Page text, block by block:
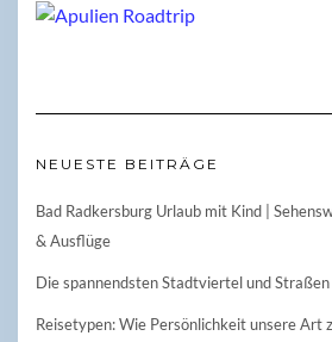
NEUESTE BEITRÄGE
Bad Radkersburg Urlaub mit Kind |
& Ausflüge
Die spannendsten Stadtviertel und
Reisetypen: Wie Persönlichkeit unsere Art